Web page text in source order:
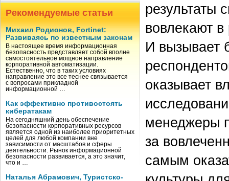
Рекомендуемые статьи
Михаил Родионов, Fortinet:
Развиваясь по известным законам
В настоящее время информационная
безопасность представляет собой вполне
самостоятельное мощное направление
корпоративной автоматизации.
Естественно, что в таких условиях
направление это все теснее связывается
с вопросами прикладной
информационной …
Как эффективно противостоять
кибератакам
На сегодняшний день обеспечение
безопасности корпоративных ресурсов
является одной из наиболее приоритетных
целей для любой компании вне
зависимости от масштабов и сферы
деятельности. Рынок информационной
безопасности развивается, а это значит,
что и …
Наталья Абрамович, Туристско-
результаты
вовлекают в
И вызывает
оказывает
менеджеры
за
самым